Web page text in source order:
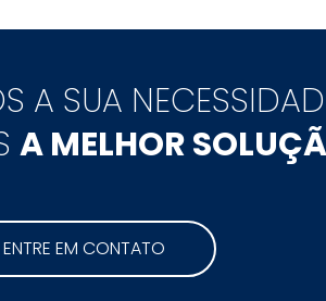
A SUA
A MELHOR
ENTRE EM CONTATO